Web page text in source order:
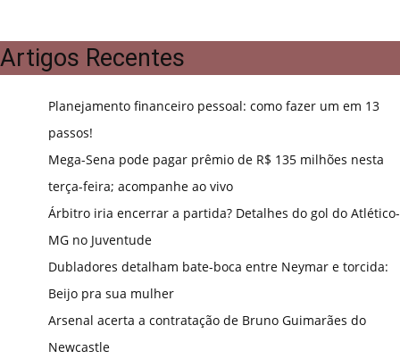
Artigos Recentes
Planejamento financeiro pessoal: como fazer um em 13
passos!
Mega-Sena pode pagar prêmio de R$ 135 milhões nesta
terça-feira; acompanhe ao vivo
Árbitro iria encerrar a partida? Detalhes do gol do Atlético-
MG no Juventude
Dubladores detalham bate-boca entre Neymar e torcida:
Beijo pra sua mulher
Arsenal acerta a contratação de Bruno Guimarães do
Newcastle